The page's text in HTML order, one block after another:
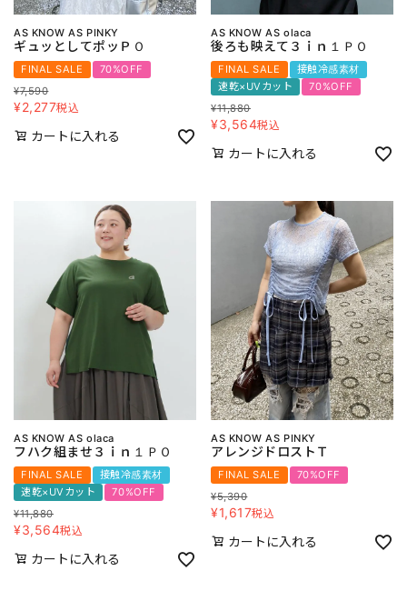
AS KNOW AS PINKY
ギュッとしてポッＰＯ
FINAL SALE
70%OFF
¥7,590
¥2,277税込
カートに入れる
AS KNOW AS olaca
後ろも映えて３ｉｎ１ＰＯ
FINAL SALE
接触冷感素材
速乾×UVカット
70%OFF
¥11,880
¥3,564税込
カートに入れる
AS KNOW AS olaca
フハク組ませ３ｉｎ１ＰＯ
FINAL SALE
接触冷感素材
速乾×UVカット
70%OFF
¥11,880
¥3,564税込
カートに入れる
AS KNOW AS PINKY
アレンジドロストＴ
FINAL SALE
70%OFF
¥5,390
¥1,617税込
カートに入れる